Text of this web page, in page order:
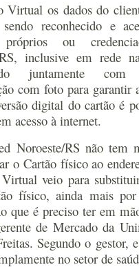
Virtual os dados do
sendo reconhecido e
próprios ou
inclusive em rede
juntamente
com foto para garantir
digital do cartão é
acesso à internet.
Noroeste/RS não tem
o Cartão físico ao
veio para
físico, ainda mais
que é preciso ter em
de Mercado da
Segundo o gestor,
no setor de